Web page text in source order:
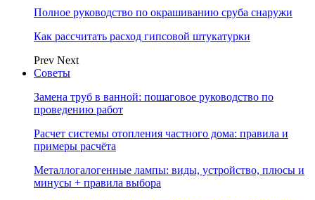
Полное руководство по окрашиванию сруба снаружи
Как рассчитать расход гипсовой штукатурки
Prev Next
Советы
Замена труб в ванной: пошаговое руководство по
проведению работ
Расчет системы отопления частного дома: правила и
примеры расчёта
Металлогалогенные лампы: виды, устройство, плюсы и
минусы + правила выбора